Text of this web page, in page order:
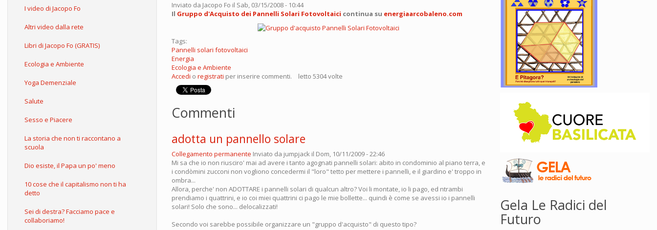
I video di Jacopo Fo
Altri video dalla rete
Libri di Jacopo Fo (GRATIS)
Ecologia e Ambiente
Yoga Demenziale
Salute
Sesso e Piacere
La storia che non ti raccontano a
scuola
Dio esiste, il Papa un po' meno
10 cose che il capitalismo non ti ha
detto
Sei di destra? Facciamo pace e
collaboriamo!
Inviato da Jacopo Fo il Sab, 03/15/2008 - 10:44
Il Gruppo d'Acquisto dei Pannelli Solari Fotovoltaici continua su energiaarcobaleno.com
Tags:
Pannelli solari fotovoltaici
Energia
Ecologia e Ambiente
Accedi o registrati per inserire commenti. letto 5304 volte
Commenti
adotta un pannello solare
Collegamento permanente Inviato da jumpjack il Dom, 10/11/2009 - 22:46
Mi sa che io non riusciro' mai ad avere i tanto agognati pannelli solari: abito in condominio al piano terra, e
i condòmini zucconi non vogliono concedermi il "loro" tetto per mettere i pannelli, e il giardino e' troppo in
ombra...
Allora, perche' non ADOTTARE i pannelli solari di qualcun altro? Voi li montate, io li pago, ed ntrambi
prendiamo i quattrini, e io coi miei quattrini ci pago le mie bollette... quindi è come se avessi io i pannelli
solari! Solo che sono... delocalizzati!
Secondo voi sarebbe possibile organizzare un "gruppo d'acquisto" di questo tipo?
Gela Le Radici del
Futuro